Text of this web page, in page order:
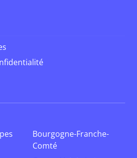
Bourgogne-Franche-
Comté